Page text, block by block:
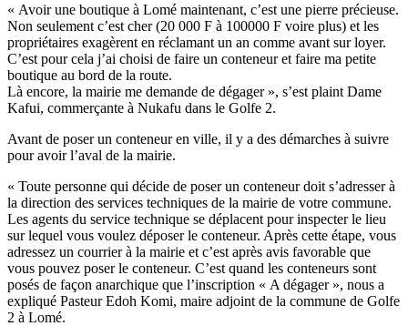
« Avoir une boutique à Lomé maintenant, c’est une pierre précieuse.
Non seulement c’est cher (20 000 F à 100000 F voire plus) et les
propriétaires exagèrent en réclamant un an comme avant sur loyer.
C’est pour cela j’ai choisi de faire un conteneur et faire ma petite
boutique au bord de la route.
Là encore, la mairie me demande de dégager », s’est plaint Dame
Kafui, commerçante à Nukafu dans le Golfe 2.
Avant de poser un conteneur en ville, il y a des démarches à suivre
pour avoir l’aval de la mairie.
« Toute personne qui décide de poser un conteneur doit s’adresser à
la direction des services techniques de la mairie de votre commune.
Les agents du service technique se déplacent pour inspecter le lieu
sur lequel vous voulez déposer le conteneur. Après cette étape, vous
adressez un courrier à la mairie et c’est après avis favorable que
vous pouvez poser le conteneur. C’est quand les conteneurs sont
posés de façon anarchique que l’inscription « A dégager », nous a
expliqué Pasteur Edoh Komi, maire adjoint de la commune de Golfe
2 à Lomé.